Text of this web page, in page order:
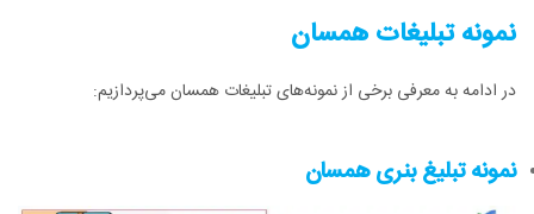
نمونه تبلیغات همسان
در ادامه به معرفی برخی از نمونه‌های تبلیغات همسان می‌پردازیم:
نمونه تبلیغ بنری همسان